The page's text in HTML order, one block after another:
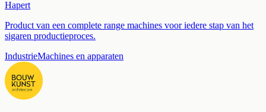
Hapert
Product van een complete range machines voor iedere stap van het
sigaren productieproces.
IndustrieMachines en apparaten